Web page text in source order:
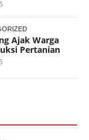
Ajak Warga
Pertanian